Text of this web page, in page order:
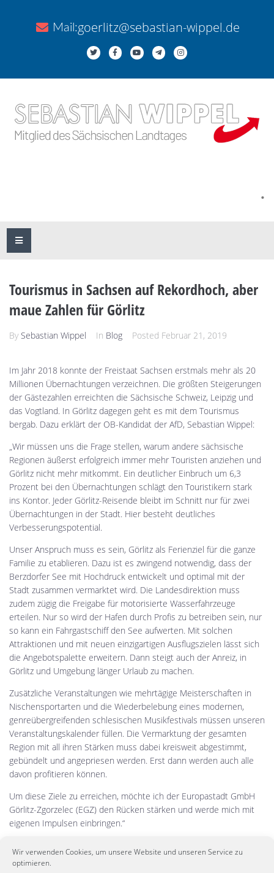
Wir verwenden Cookies, um unsere Website und unseren Service zu
optimieren.
Mail:goerlitz@sebastian-wippel.de
.
Tourismus in Sachsen auf Rekordhoch, aber
maue Zahlen für Görlitz
By Sebastian Wippel In Blog Posted Februar 21, 2019
Im Jahr 2018 konnte der Freistaat Sachsen erstmals mehr als 20
Millionen Übernachtungen verzeichnen. Die größten Steigerungen
der Gästezahlen erreichten die Sächsische Schweiz, Leipzig und
das Vogtland. In Görlitz dagegen geht es mit dem Tourismus
bergab. Dazu erklärt der OB-Kandidat der AfD, Sebastian Wippel:
„Wir müssen uns die Frage stellen, warum andere sächsische
Regionen äußerst erfolgreich immer mehr Touristen anziehen und
Görlitz nicht mehr mitkommt. Ein deutlicher Einbruch um 6,3
Prozent bei den Übernachtungen schlägt den Touristikern stark
ins Kontor. Jeder Görlitz-Reisende bleibt im Schnitt nur für zwei
Übernachtungen in der Stadt. Hier besteht deutliches
Verbesserungspotential.
Unser Anspruch muss es sein, Görlitz als Ferienziel für die ganze
Familie zu etablieren. Dazu ist es zwingend notwendig, dass der
Berzdorfer See mit Hochdruck entwickelt und optimal mit der
Stadt zusammen vermarktet wird. Die Landesdirektion muss
zudem zügig die Freigabe für motorisierte Wasserfahrzeuge
erteilen. Nur so wird der Hafen durch Profis zu betreiben sein, nur
so kann ein Fahrgastschiff den See aufwerten. Mit solchen
Attraktionen und mit neuen einzigartigen Ausflugszielen lässt sich
die Angebotspalette erweitern. Dann steigt auch der Anreiz, in
Görlitz und Umgebung länger Urlaub zu machen.
Zusätzliche Veranstaltungen wie mehrtägige Meisterschaften in
Nischensportarten und die Wiederbelebung eines modernen,
genreübergreifenden schlesischen Musikfestivals müssen unseren
Veranstaltungskalender füllen. Die Vermarktung der gesamten
Region mit all ihren Stärken muss dabei kreisweit abgestimmt,
gebündelt und angepriesen werden. Erst dann werden auch alle
davon profitieren können.
Um diese Ziele zu erreichen, möchte ich der Europastadt GmbH
Görlitz-Zgorzelec (EGZ) den Rücken stärken und werde mich mit
eigenen Impulsen einbringen.“